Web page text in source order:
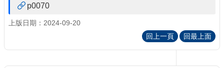
於
我
p0070
上版日期：2024-09-20
回上一頁
回最上面